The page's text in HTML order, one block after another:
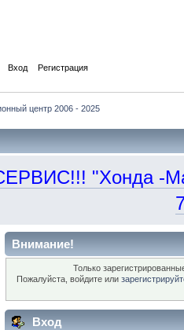
Вход Регистрация
центр 2006 - 2025
"Хонда -
Внимание!
Только
Пожалуйста, войдите или
Вход